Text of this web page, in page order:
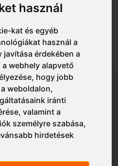
használ
kat és egyéb
használ a
javítása érdekében a
a webhely alapvető
, hogy jobb
weboldalon,
iránti
valamint a
személyre szabása,
hirdetések
kötött sapkákon át, a
bezárólag,
megfelelő kínálatot.